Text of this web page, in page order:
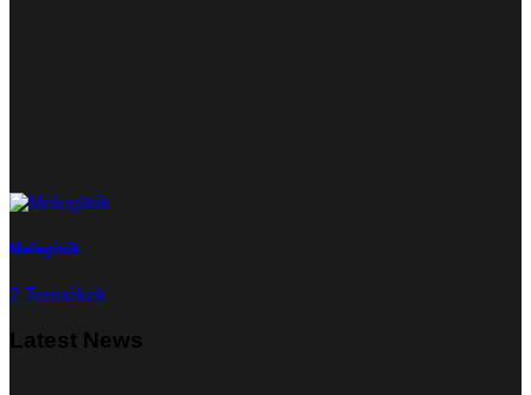
Melegítők
2 Termékek
Latest News